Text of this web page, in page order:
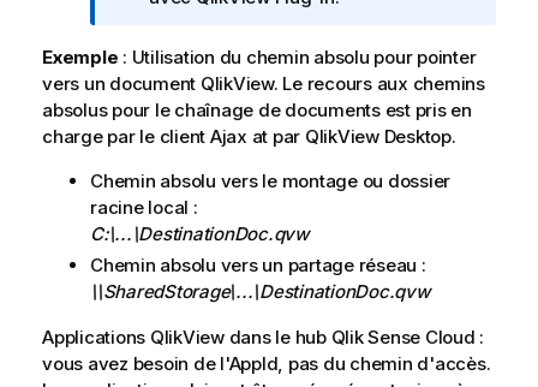
I
n
f
o
m
a
t
i
o
s
Exemple : Utilisation du chemin absolu pour pointer
vers un document QlikView. Le recours aux chemins
absolus pour le chaînage de documents est pris en
charge par le client Ajax at par QlikView Desktop.
Chemin absolu vers le montage ou dossier
racine local :
C:\...\DestinationDoc.qvw
Chemin absolu vers un partage réseau :
\\SharedStorage\...\DestinationDoc.qvw
Applications QlikViewdans le hub Qlik Sense Cloud :
vous avez besoin de l'AppId, pas du chemin d'accès.